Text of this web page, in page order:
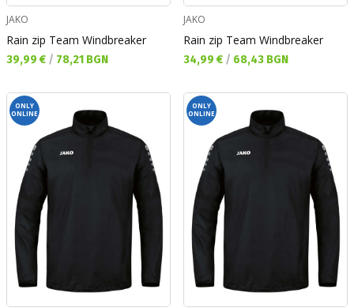
JAKO
Rain zip Team Windbreaker
Текуща цена:
39,99 € / 78,21 BGN
JAKO
Rain zip Team Windbreaker
Текуща цена:
34,99 € / 68,43 BGN
ONLY
ONLINE
ONLY
ONLINE